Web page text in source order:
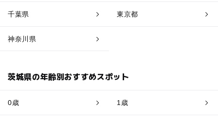
千葉県 東京都
神奈川県
茨城県の年齢別おすすめスポット
0歳 1歳